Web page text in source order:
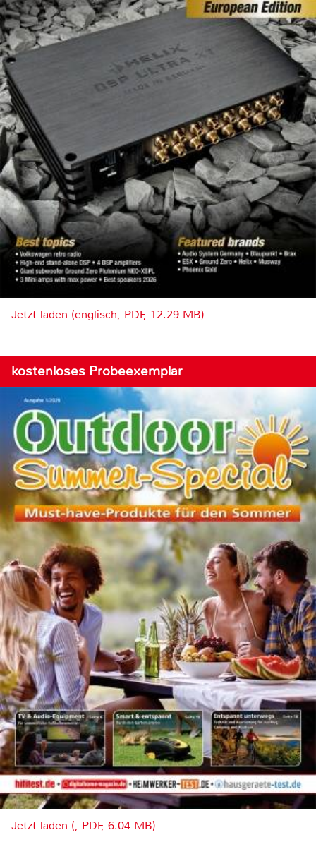
Jetzt laden (englisch, PDF, 12.29 MB)
kostenloses Probeexemplar
Jetzt laden (, PDF, 6.04 MB)